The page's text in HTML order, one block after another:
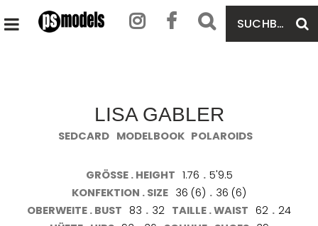
SUCHBEGRIFF
EINGEBEN
HAUPTMENÜ
LISA GABLER
SEDCARD MODELBOOK POLAROIDS
GRÖSSE . HEIGHT 1.76 . 5'9.5
KONFEKTION . SIZE 36 (6) . 36 (6)
OBERWEITE . BUST 83 . 32 TAILLE . WAIST 62 . 24